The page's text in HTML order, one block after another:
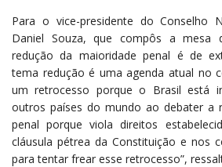
Para o vice-presidente do Conselho
Daniel Souza, que compôs a mesa
redução da maioridade penal é de
tema redução é uma agenda atual no
um retrocesso porque o Brasil está
outros países do mundo ao debater a
penal porque viola direitos
cláusula pétrea da Constituição e nos
para tentar frear esse retrocesso”,